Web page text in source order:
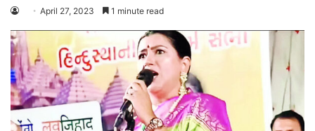
April 27, 2023 1 minute read